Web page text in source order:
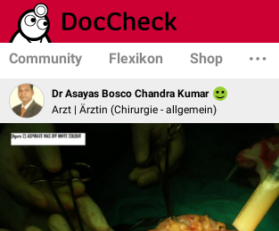
Community Flexikon Shop
Dr Asayas Bosco Chandra Kumar
Arzt | Ärztin (Chirurgie - allgemein)